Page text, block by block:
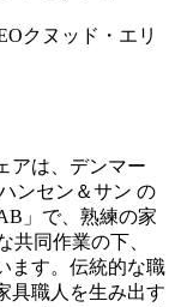
クヌッド・エリ
アは、デンマー
ンセン＆サン の
」で、熟練の家
共同作業の下、
ます。伝統的な職
具職人を生み出す